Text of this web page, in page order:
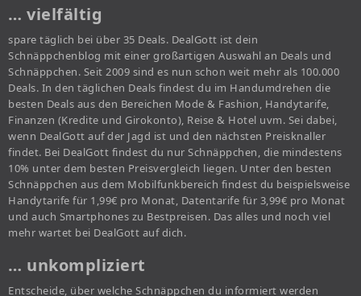
… vielfältig
spare täglich bei über 35 Deals. DealGott ist dein
Schnäppchenblog mit einer großartigen Auswahl an Deals und
Schnäppchen. Seit 2009 sind es nun schon weit mehr als 100.000
Deals. In den täglichen Deals findest du im Handumdrehen die
besten Deals aus den Bereichen Mode & Fashion, Handytarife,
Finanzen (Kredite und Girokonto), Reise & Hotel uvm. Sei dabei,
wenn DealGott auf der Jagd ist und den nächsten Preisknaller
findet. Bei DealGott findest du nur Schnäppchen, die mindestens
10% unter dem besten Preisvergleich liegen. Unter den besten
Schnäppchen aus dem Mobilfunkbereich findest du beispielsweise
Handytarife für 1,99€ pro Monat, Datentarife für 3,99€ pro Monat
und auch Smartphones zu Bestpreisen. Das alles und noch viel
mehr wartet bei DealGott auf dich.
… unkompliziert
Entscheide, über welche Schnäppchen du informiert werden